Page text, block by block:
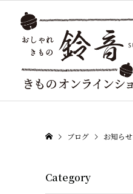
ブログ お知らせ
Category